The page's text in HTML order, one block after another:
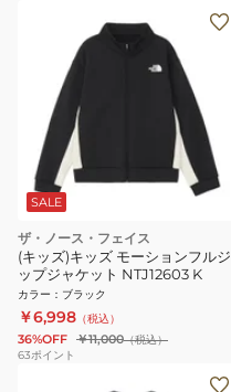
SALE
ザ・ノース・フェイス
(キッズ)キッズ モーションフルジ
ップジャケット NTJ12603 K
カラー ： ブラック
￥6,998 （税込）
36%OFF ￥11,000（税込）
63ポイント